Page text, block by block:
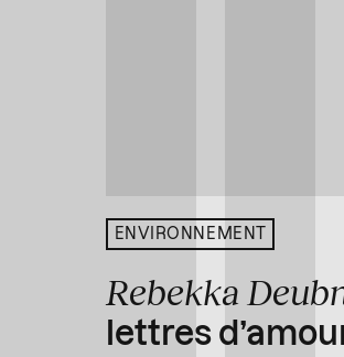
ENVIRONNEMENT
Rebekka
lettres